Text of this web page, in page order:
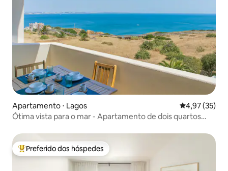
Apartamento ⋅ Lagos 4,97 de uma
4,97 (35)
Ótima vista para o mar - Apartamento de dois quartos
Entre os melhores preferidos dos hóspedes
Preferido dos hóspedes